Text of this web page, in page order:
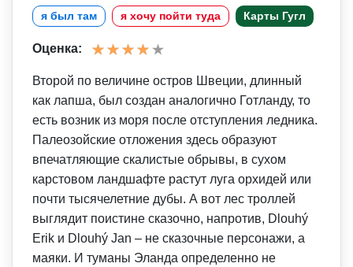
я был там я хочу пойти туда Карты Гугл
Оценка:
Второй по величине остров Швеции, длинный
как лапша, был создан аналогично Готланду, то
есть возник из моря после отступления ледника.
Палеозойские отложения здесь образуют
впечатляющие скалистые обрывы, в сухом
карстовом ландшафте растут луга орхидей или
почти тысячелетние дубы. А вот лес троллей
выглядит поистине сказочно, напротив, Dlouhý
Erik и Dlouhý Jan – не сказочные персонажи, а
маяки. И туманы Эланда определенно не